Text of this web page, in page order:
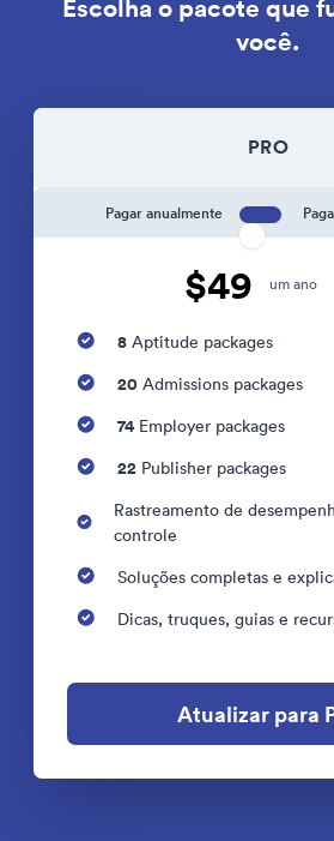
Escolha o pacote que
você.
PRO
Pagar anualmente
$49 um ano
8 Aptitude packages
20 Admissions packages
74Employer packages
22 Publisher packages
Rastreamento de
controle
Soluções completas e
Dicas, truques, guias e
Atualizar para